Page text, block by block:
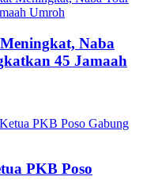
Naba
45 Jamaah
PKB Poso